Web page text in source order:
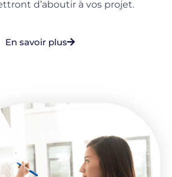
d’aboutir à vos projet.
En savoir plus